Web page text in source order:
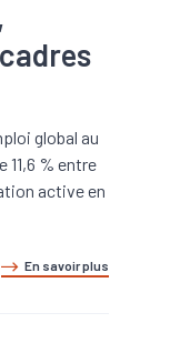
global au
11,6 % entre
active en
En savoir plus